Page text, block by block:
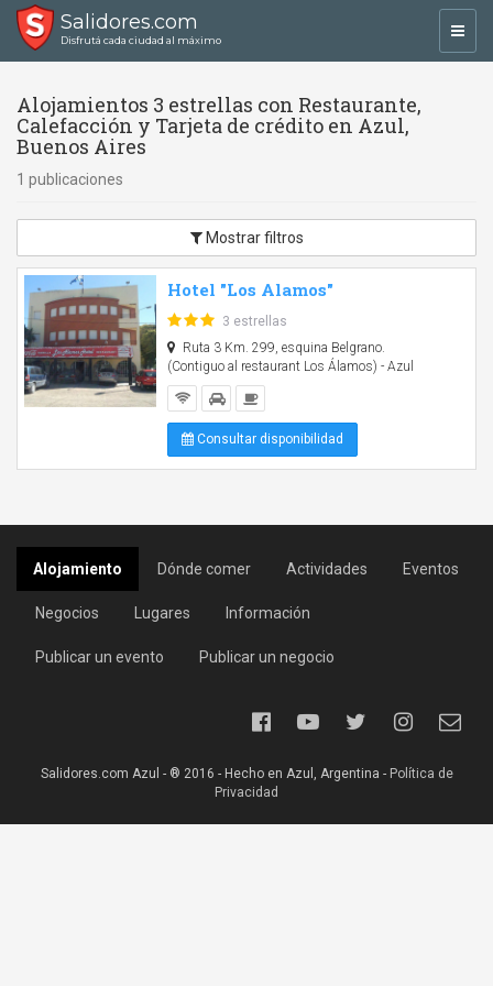
Salidores.com
Disfrutá cada ciudad al máximo
Alojamientos 3 estrellas con Restaurante,
Calefacción y Tarjeta de crédito en Azul,
Buenos Aires
1 publicaciones
Mostrar filtros
Hotel "Los Alamos"
3 estrellas
Ruta 3 Km. 299, esquina Belgrano.
(Contiguo al restaurant Los Álamos) - Azul
Consultar disponibilidad
Alojamiento Dónde comer Actividades Eventos
Negocios Lugares Información
Publicar un evento Publicar un negocio
Salidores.com Azul - ® 2016 - Hecho en Azul, Argentina - Política de
Privacidad